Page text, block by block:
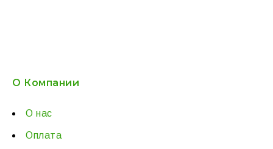
О Компании
О нас
Оплата